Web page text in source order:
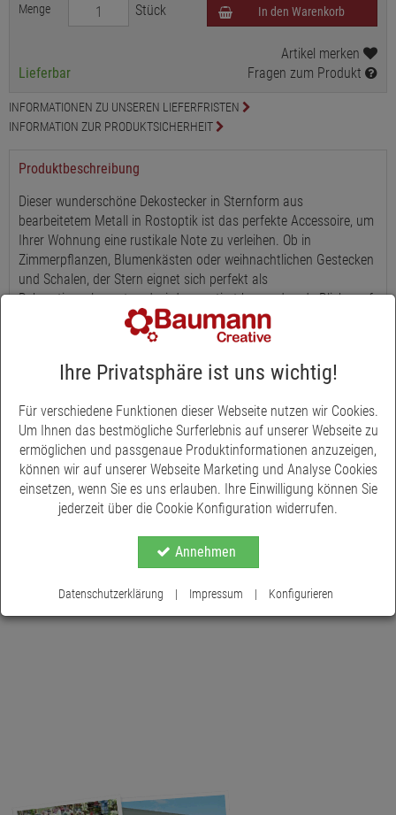
Menge Stück In den Warenkorb
Lieferbar
Artikel merken
Fragen zum Produkt
INFORMATIONEN ZU UNSEREN LIEFERFRISTEN
INFORMATION ZUR PRODUKTSICHERHEIT
Produktbeschreibung
Dieser wunderschöne Dekostecker in Sternform aus
bearbeitetem Metall in Rostoptik ist das perfekte Accessoire, um
Ihrer Wohnung eine rustikale Note zu verleihen. Ob in
Zimmerpflanzen, Blumenkästen oder weihnachtlichen Gestecken
und Schalen, der Stern eignet sich perfekt als
Dekorationselement und wird garantiert bewundernde Blicke auf
sich ziehen. Aber nicht nur das: Der Stern eignet sich auch
hervorragend für diverse Bastelarbeiten. Beispielsweise können
hübschen Bändern oder Kordeln umwickeln, um ein selbst
oder verschenken können. Mit einer Gesamtlänge von 34 cm
und einem Durchmesser von 14 cm ist der Stern die ideale
Größe, um in jeder Umgebung aufzufallen und Ihrem Zuhause
einen Hauch von Charme zu verleihen.
Ihre Privatsphäre ist uns wichtig!
Für verschiedene Funktionen dieser Webseite nutzen wir Cookies.
Um Ihnen das bestmögliche Surferlebnis auf unserer Webseite zu
ermöglichen und passgenaue Produktinformationen anzuzeigen,
können wir auf unserer Webseite Marketing und Analyse Cookies
einsetzen, wenn Sie es uns erlauben. Ihre Einwilligung können Sie
jederzeit über die Cookie Konfiguration widerrufen.
Annehmen
Datenschutzerklärung | Impressum | Konfigurieren